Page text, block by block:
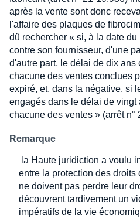
après la vente sont donc
l'affaire des plaques de
dû rechercher « si, à la date
contre son fournisseur, d'une
d'autre part, le délai de dix ans
chacune des ventes conclues
expiré, et, dans la négative, si
engagés dans le délai de vingt
chacune des ventes » (arrêt n°
Remarque
la Haute juridiction a voulu
entre la protection des droits
ne doivent pas perdre leur
découvrent tardivement un
impératifs de la vie